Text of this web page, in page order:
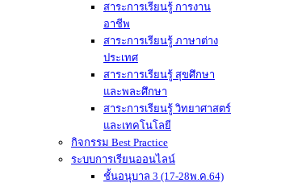
สาระการเรียนรู้ การงาน
อาชีพ
สาระการเรียนรู้ ภาษาต่าง
ประเทศ
สาระการเรียนรู้ สุขศึกษา
และพละศึกษา
สาระการเรียนรู้ วิทยาศาสตร์
และเทคโนโลยี
กิจกรรม Best Practice
ระบบการเรียนออนไลน์
ชั้นอนุบาล 3 (17-28พ.ค.64)